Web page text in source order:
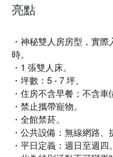
亮點
・神秘雙人房房型，實
時。
・1 張雙人床。
・坪數：5 - 7 坪。
・住房不含早餐；不含車
・禁止攜帶寵物。
・全館禁菸。
・公共設備：無線網路、
・平日定義：週日至週四。